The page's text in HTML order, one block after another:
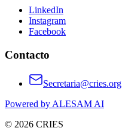
LinkedIn
Instagram
Facebook
Contacto
Secretaria@cries.org
Powered by ALESAM AI
© 2026 CRIES